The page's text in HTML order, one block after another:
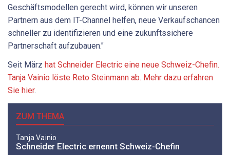
Geschäftsmodellen gerecht wird, können wir unseren
Partnern aus dem IT-Channel helfen, neue Verkaufschancen
schneller zu identifizieren und eine zukunftssichere
Partnerschaft aufzubauen."
Seit März hat Schneider Electric eine neue Schweiz-Chefin.
Tanja Vainio löste Reto Steinmann ab. Mehr dazu erfahren
Sie hier.
ZUM THEMA
Tanja Vainio
Schneider Electric ernennt Schweiz-Chefin